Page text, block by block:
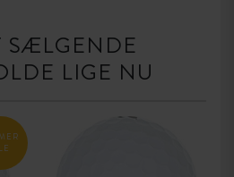
SÆLGENDE
LIGE NU